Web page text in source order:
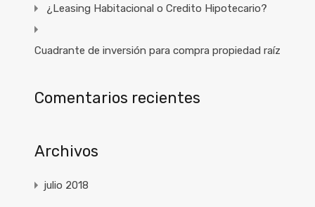
¿Leasing Habitacional o Credito Hipotecario?
Cuadrante de inversión para compra propiedad raíz
Comentarios recientes
Archivos
julio 2018